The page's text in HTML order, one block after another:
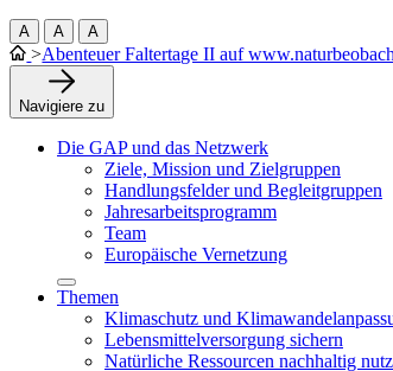
A A A
>Abenteuer Faltertage II auf
Navigiere zu
Die GAP und das Netzwerk
Ziele, Mission und Zielgruppen
Handlungsfelder und Begleitgruppen
Jahresarbeitsprogramm
Team
Europäische Vernetzung
Themen
Klimaschutz und
Lebensmittelversorgung sichern
Natürliche Ressourcen nachhaltig